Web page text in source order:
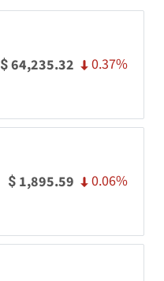
$64,235.32 0.37%
$ 1,895.59 0.06%